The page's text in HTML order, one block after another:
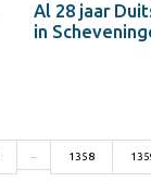
Al 28 jaar
in
1358